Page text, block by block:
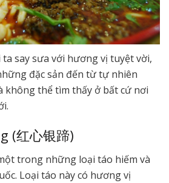
say sưa với hương vị tuyệt vời,
đặc sản đến từ tự nhiên
không thể tìm thấy ở bất cứ nơi
(红心银蹄)
trong những loại táo hiếm và
Loại táo này có hương vị